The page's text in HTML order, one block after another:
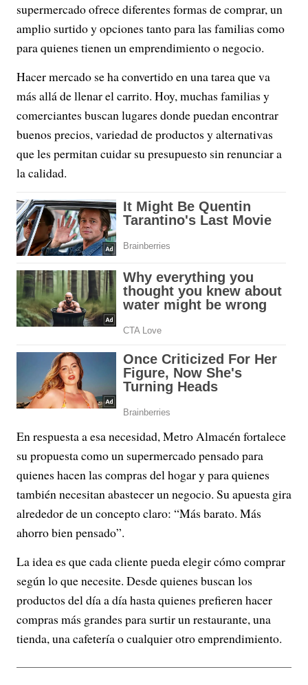
supermercado ofrece diferentes formas de comprar, un
amplio surtido y opciones tanto para las familias como
para quienes tienen un emprendimiento o negocio.
Hacer mercado se ha convertido en una tarea que va
más allá de llenar el carrito. Hoy, muchas familias y
comerciantes buscan lugares donde puedan encontrar
buenos precios, variedad de productos y alternativas
que les permitan cuidar su presupuesto sin renunciar a
la calidad.
En respuesta a esa necesidad, Metro Almacén fortalece
su propuesta como un supermercado pensado para
quienes hacen las compras del hogar y para quienes
también necesitan abastecer un negocio. Su apuesta gira
alrededor de un concepto claro: “Más barato. Más
ahorro bien pensado”.
La idea es que cada cliente pueda elegir cómo comprar
según lo que necesite. Desde quienes buscan los
productos del día a día hasta quienes prefieren hacer
compras más grandes para surtir un restaurante, una
tienda, una cafetería o cualquier otro emprendimiento.